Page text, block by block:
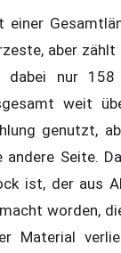
einer
aber zählt
dabei nur
weit
genutzt,
andere Seite.
ist, der aus
worden,
Material